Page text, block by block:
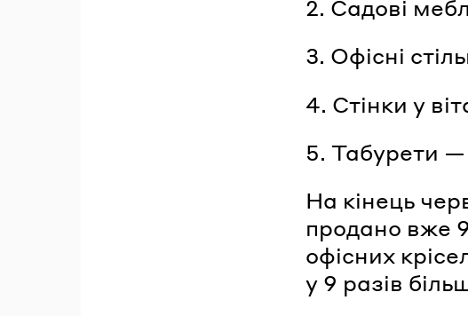
2. Садові
3. Офісні
4. Стінки у
5. Табурети —
На кінець
продано вже
офісних
у 9 разів